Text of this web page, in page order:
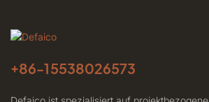
+86-15538026573